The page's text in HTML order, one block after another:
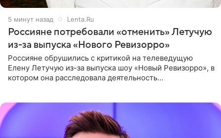
5 минут назад Lenta.Ru
Россияне потребовали «отменить» Летучую
из-за выпуска «Нового Ревизорро»
Россияне обрушились с критикой на телеведущую
Елену Летучую из-за выпуска шоу «Новый Ревизорро», в
котором она расследовала деятельность